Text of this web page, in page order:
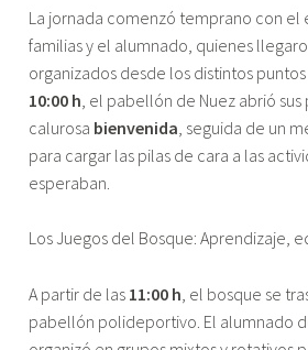
La jornada comenzó temprano con el
familias y el alumnado, quienes
organizados desde los distintos puntos
10:00 h , el pabellón de Nuez abrió
calurosa bienvenida , seguida de un
para cargar las pilas de cara a las
esperaban.
Los Juegos del Bosque: Aprendizaje,
A partir de las 11:00 h , el bosque se
pabellón polideportivo. El alumnado